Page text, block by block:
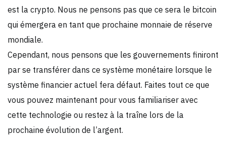
est la crypto. Nous ne pensons pas que ce sera le bitcoin
qui émergera en tant que prochaine monnaie de réserve
mondiale.
Cependant, nous pensons que les gouvernements finiront
par se transférer dans ce système monétaire lorsque le
système financier actuel fera défaut. Faites tout ce que
vous pouvez maintenant pour vous familiariser avec
cette technologie ou restez à la traîne lors de la
prochaine évolution de l’argent.